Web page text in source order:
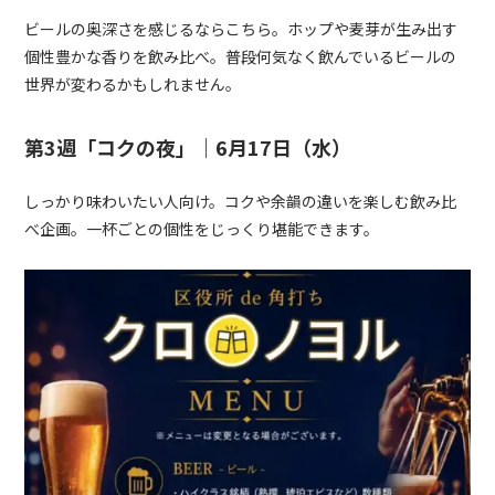
ビールの奥深さを感じるならこちら。ホップや麦芽が生み出す
個性豊かな香りを飲み比べ。普段何気なく飲んでいるビールの
世界が変わるかもしれません。
第3週「コクの夜」｜6月17日（水）
しっかり味わいたい人向け。コクや余韻の違いを楽しむ飲み比
べ企画。一杯ごとの個性をじっくり堪能できます。